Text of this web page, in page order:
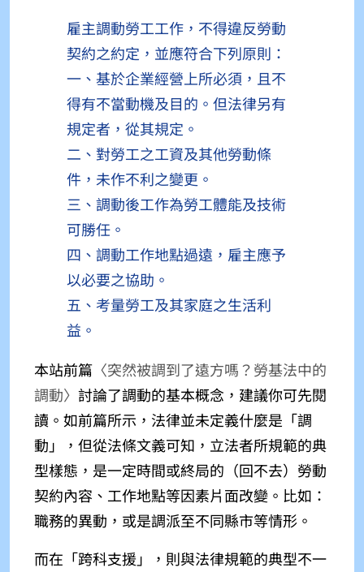
雇主調動勞工工作，不得違反勞動
契約之約定，並應符合下列原則：
一、基於企業經營上所必須，且不
得有不當動機及目的。但法律另有
規定者，從其規定。
二、對勞工之工資及其他勞動條
件，未作不利之變更。
三、調動後工作為勞工體能及技術
可勝任。
四、調動工作地點過遠，雇主應予
以必要之協助。
五、考量勞工及其家庭之生活利
益。
本站前篇〈突然被調到了遠方嗎？勞基法中的
調動〉 討論了調動的基本概念，建議你可先閱
讀。如前篇所示，法律並未定義什麼是「調
動」，但從法條文義可知，立法者所規範的典
型樣態，是一定時間或終局的（回不去）勞動
契約內容、工作地點等因素片面改變。比如：
職務的異動，或是調派至不同縣市等情形。
而在「跨科支援」，則與法律規範的典型不一